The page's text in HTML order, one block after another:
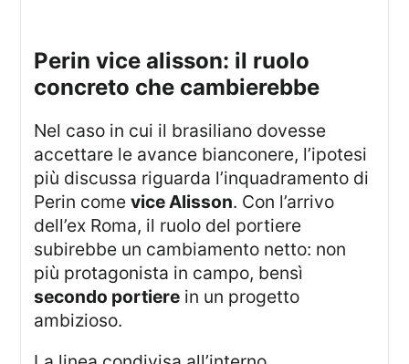
perin vice alisson: il ruolo
concreto che cambierebbe
Nel caso in cui il brasiliano dovesse
accettare le avance bianconere, l’ipotesi
più discussa riguarda l’inquadramento di
Perin comevice Alisson. Con l’arrivo
dell’ex Roma, il ruolo del portiere
subirebbe un cambiamento netto: non
più protagonista in campo, bensì
secondo portiere in un progetto
ambizioso.